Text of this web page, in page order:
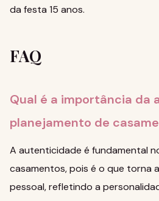
da festa 15 anos.
FAQ
Qual é a importância da
planejamento de
A autenticidade é fundamental
casamentos, pois é o que torna
pessoal, refletindo a